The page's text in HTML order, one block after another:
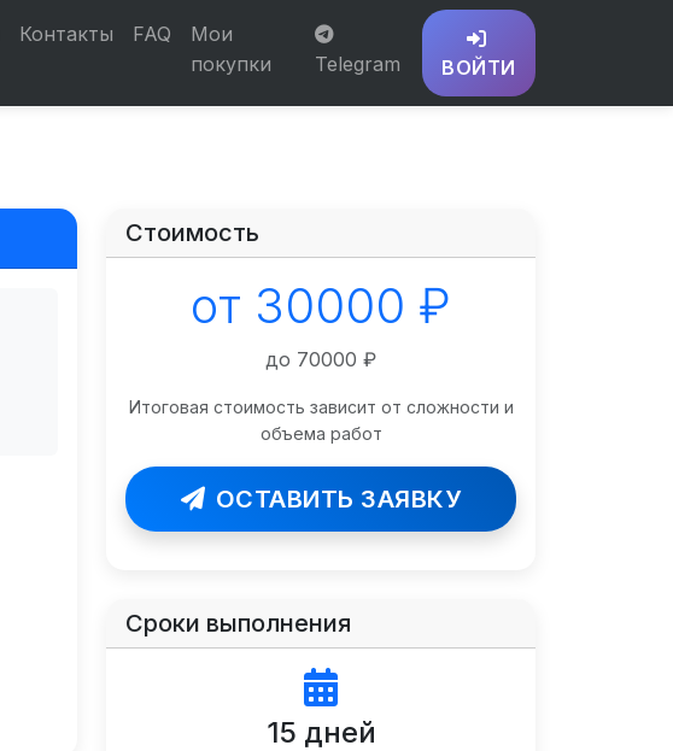
Контакты FAQ
Мои
покупки
Telegram ВОЙТИ
Стоимость
от 30000 ₽
до 70000 ₽
Итоговая стоимость зависит от сложности и
объема работ
ОСТАВИТЬ ЗАЯВКУ
Сроки выполнения
15 дней